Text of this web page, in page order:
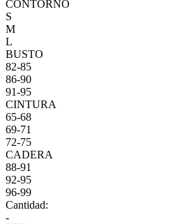
CONTORNO
S
M
L
BUSTO
82-85
86-90
91-95
CINTURA
65-68
69-71
72-75
CADERA
88-91
92-95
96-99
Cantidad:
-